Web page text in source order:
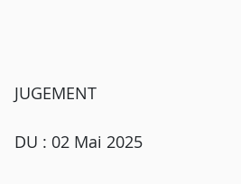
JUGEMENT
DU : 02 Mai 2025